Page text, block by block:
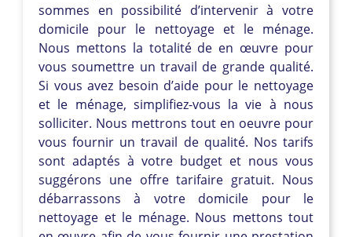
sommes en possibilité d’intervenir à votre
domicile pour le nettoyage et le ménage.
Nous mettons la totalité de en œuvre pour
vous soumettre un travail de grande qualité.
Si vous avez besoin d’aide pour le nettoyage
et le ménage, simplifiez-vous la vie à nous
solliciter. Nous mettrons tout en oeuvre pour
vous fournir un travail de qualité. Nos tarifs
sont adaptés à votre budget et nous vous
suggérons une offre tarifaire gratuit. Nous
débarrassons à votre domicile pour le
nettoyage et le ménage. Nous mettons tout